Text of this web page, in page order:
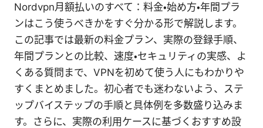
Nordvpn月額払いのすべて：料金・始め方・年間プラ
ンはこう使うべきかをすぐ分かる形で解説します。
この記事では最新の料金プラン、実際の登録手順、
年間プランとの比較、速度・セキュリティの実感、よ
くある質問まで、VPNを初めて使う人にもわかりや
すくまとめました。初心者でも迷わないよう、ステ
ップバイステップの手順と具体例を多数盛り込みま
す。さらに、実際の利用ケースに基づくおすすめ設